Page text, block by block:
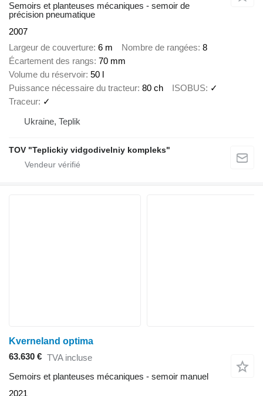
Semoirs et planteuses mécaniques - semoir de
précision pneumatique
2007
Largeur de couverture 6 m Nombre de rangées 8
Écartement des rangs 70 mm
Volume du réservoir 50 l
Puissance nécessaire du tracteur 80 ch ISOBUS ✓
Traceur ✓
Ukraine, Teplik
TOV "Teplickiy vidgodivelniy kompleks"
Kverneland optima
63.630 € TVA incluse
Semoirs et planteuses mécaniques - semoir manuel
2021